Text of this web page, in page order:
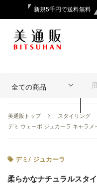
新規5千円で送料無料
美通販トップ スタイリング
デミ ウェーボ ジュカーラ キャラメ
デミ / ジュカーラ
柔らかなナチュラルスタ